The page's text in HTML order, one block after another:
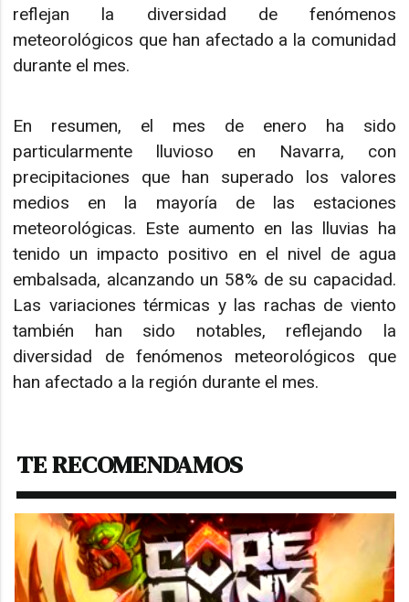
reflejan la diversidad de fenómenos
meteorológicos que han afectado a la comunidad
durante el mes.
En resumen, el mes de enero ha sido
particularmente lluvioso en Navarra, con
precipitaciones que han superado los valores
medios en la mayoría de las estaciones
meteorológicas. Este aumento en las lluvias ha
tenido un impacto positivo en el nivel de agua
embalsada, alcanzando un 58% de su capacidad.
Las variaciones térmicas y las rachas de viento
también han sido notables, reflejando la
diversidad de fenómenos meteorológicos que
han afectado a la región durante el mes.
TE RECOMENDAMOS